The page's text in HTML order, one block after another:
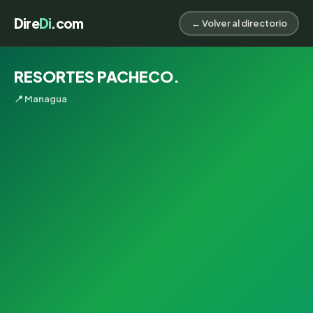
DireDi.com ← Volver al directorio
RESORTES PACHECO.
📍 Managua